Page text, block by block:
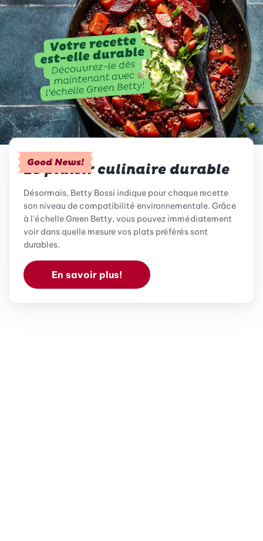
Good News!
Le plaisir culinaire durable
Désormais, Betty Bossi indique pour chaque recette
son niveau de compatibilité environnementale. Grâce
à l'échelle Green Betty, vous pouvez immédiatement
voir dans quelle mesure vos plats préférés sont
durables.
En savoir plus!